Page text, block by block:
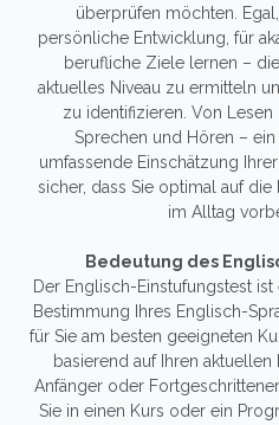
überprüfen möchten.
persönliche Entwicklung, für
berufliche Ziele lernen –
aktuelles Niveau zu ermitteln
zu identifizieren. Von
Sprechen und Hören –
umfassende Einschätzung
sicher, dass Sie optimal auf
im Alltag
Bedeutung des
Der Englisch-Einstufungstest
Bestimmung Ihres Englisch-
für Sie am besten geeigneten
basierend auf Ihren
Anfänger oder
Sie in einen Kurs oder ein